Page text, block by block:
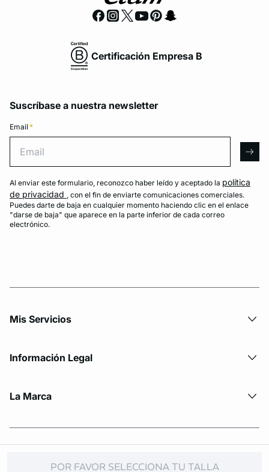
POR FAVOR SELECCIONA TU TALLA
Certificación Empresa B
Suscríbase a nuestra newsletter
Email *
Al enviar este formulario, reconozco haber leído y aceptado la política
de privacidad , con el fin de enviarte comunicaciones comerciales.
Puedes darte de baja en cualquier momento haciendo clic en el enlace
"darse de baja" que aparece en la parte inferior de cada correo
electrónico.
Mis Servicios
Información Legal
La Marca